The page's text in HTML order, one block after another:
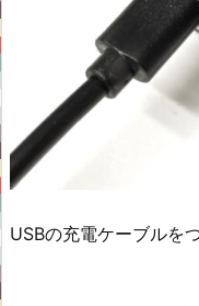
USBの充電ケーブルを